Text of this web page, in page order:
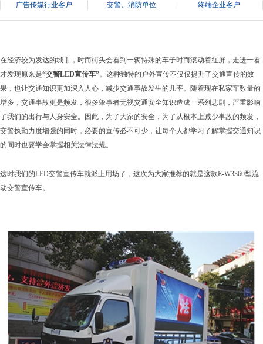
广告传媒行业客户 交警、消防单位 终端企业客户
在经济较为发达的城市，时而街头会看到一辆特殊的车子时而滚动着红屏，走进一看
才发现原来是“交警LED宣传车”。这种独特的户外宣传不仅仅提升了交通宣传的效
果，也让交通知识更加深入人心，减少交通事故发生的几率。随着现在私家车数量的
增多，交通事故更是频发，很多肇事者无视交通安全知识造成一系列悲剧，严重影响
了我们的出行与人身安全。因此，为了大家的安全，为了从根本上减少事故的频发，
交警执勤力度增强的同时，必要的宣传必不可少，让每个人都学习了解掌握交通知识
的同时也要学会掌握相关法律法规。
这时我们的LED交警宣传车就派上用场了，这次为大家推荐的就是这款E-W3360型流
动交警宣传车。